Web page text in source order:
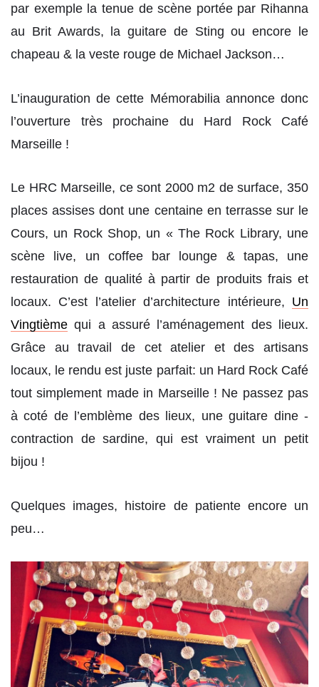
par exemple la tenue de scène portée par Rihanna
au Brit Awards, la guitare de Sting ou encore le
chapeau & la veste rouge de Michael Jackson…
L’inauguration de cette Mémorabilia annonce donc
l’ouverture très prochaine du Hard Rock Café
Marseille !
Le HRC Marseille, ce sont 2000 m2 de surface, 350
places assises dont une centaine en terrasse sur le
Cours, un Rock Shop, un « The Rock Library, une
scène live, un coffee bar lounge & tapas, une
restauration de qualité à partir de produits frais et
locaux. C’est l’atelier d’architecture intérieure, Un
Vingtième qui a assuré l’aménagement des lieux.
Grâce au travail de cet atelier et des artisans
locaux, le rendu est juste parfait: un Hard Rock Café
tout simplement made in Marseille ! Ne passez pas
à coté de l’emblème des lieux, une guitare dine -
contraction de sardine, qui est vraiment un petit
bijou !
Quelques images, histoire de patiente encore un
peu…